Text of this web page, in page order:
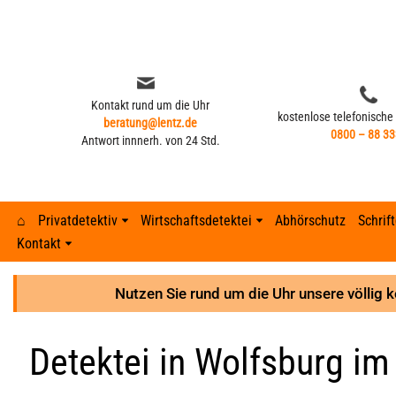
Kontakt rund um die Uhr
beratung@lentz.de
Antwort innnerh. von 24 Std.
kostenlose
0800 – 88
beratung@lentz.de
Antwort innnerh. von 24 Std.
0800 – 88
⌂ Privatdetektiv
Typisches Verhalten nach Fremdgehen –
8 Anzeichen
Gerichtsurteile
GPS-Überwachung und Ortung
Detektei
Wirtschaftsdetektei
GPS-Überwachung und Ortung
GPS-Tracker finden
Abhörschutz
Kontakt
Nutzen Sie rund um die Uhr unsere
Detektei in Wolfsburg